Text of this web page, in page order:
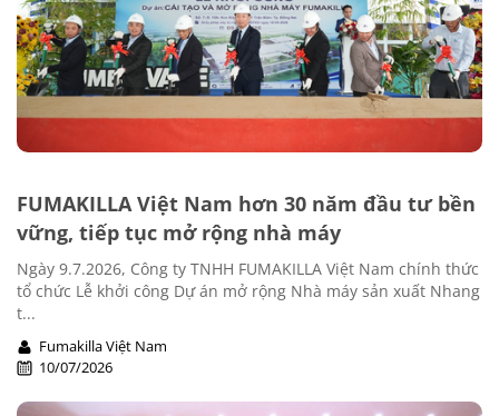
FUMAKILLA Việt Nam hơn 30 năm đầu tư bền
vững, tiếp tục mở rộng nhà máy
Ngày 9.7.2026, Công ty TNHH FUMAKILLA Việt Nam chính thức
tổ chức Lễ khởi công Dự án mở rộng Nhà máy sản xuất Nhang
t...
Fumakilla Việt Nam
10/07/2026